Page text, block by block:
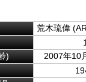
荒木琉偉
)
2007年10